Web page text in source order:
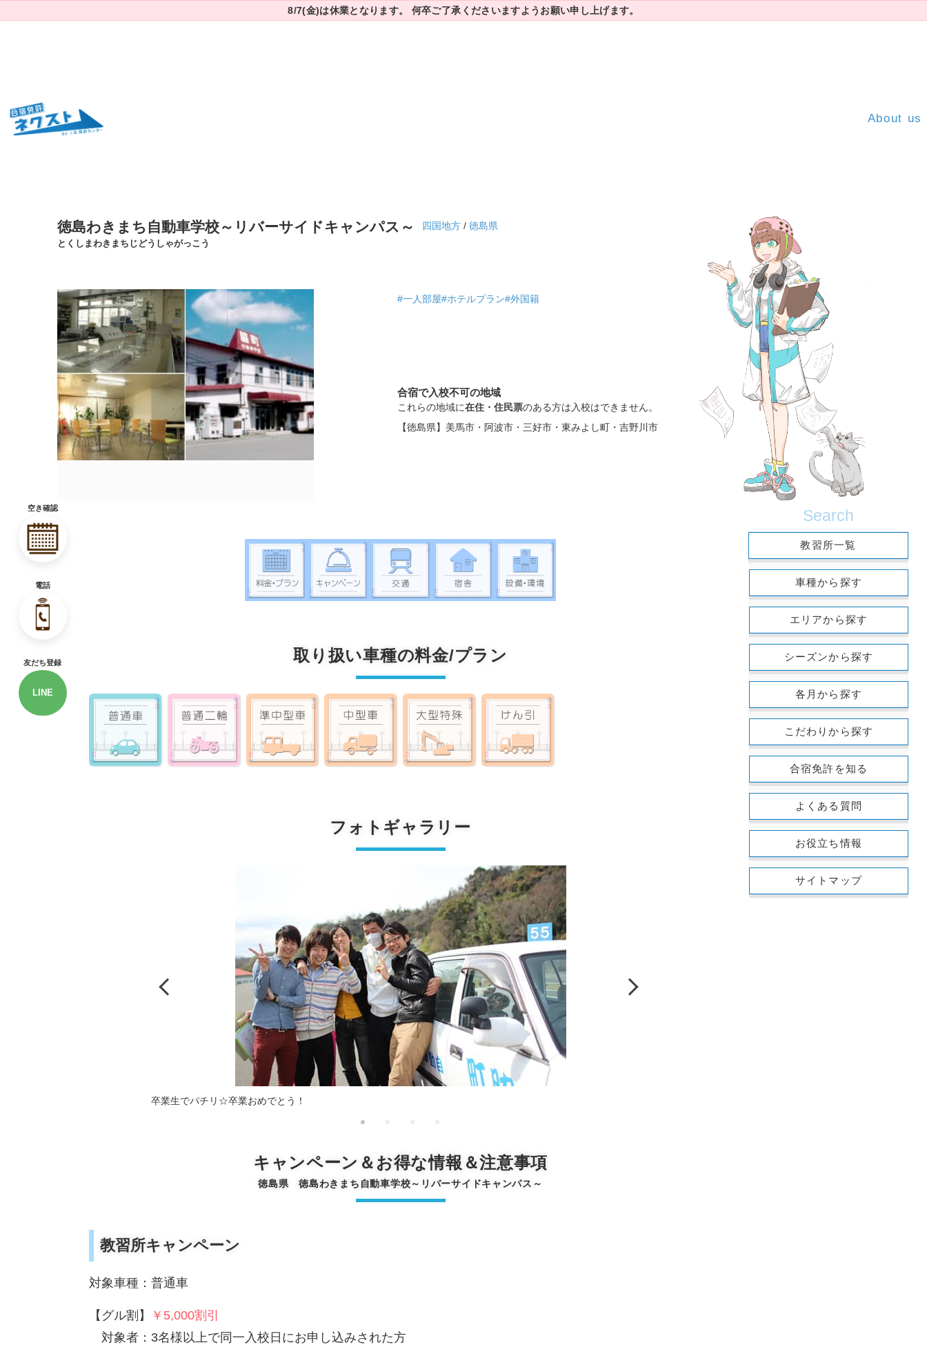
8/7(金)は休業となります。 何卒ご了承くださいますようお願い申し上げます。
About us
徳島わきまち自動車学校～リバーサイドキャンパス～
とくしまわきまちじどうしゃがっこう
四国地方/ 徳島県
合宿で入校不可の地域
これらの地域に在住・住民票のある方は入校はできません。
【徳島県】美馬市・阿波市・三好市・東みよし町・吉野川市
#一人部屋#ホテルプラン#外国籍
空き確認
電話
友だち登録
LINE
取り扱い車種の料金/プラン
フォトギャラリー
卒業生でパチリ☆卒業おめでとう！
キャンペーン＆お得な情報＆注意事項
徳島県 徳島わきまち自動車学校～リバーサイドキャンパス～
教習所キャンペーン
対象車種：普通車
【グル割】
￥5,000割引
対象者：3名様以上で同一入校日にお申し込みされた方
Search
教習所一覧
車種から探す
エリアから探す
シーズンから探す
各月から探す
こだわりから探す
合宿免許を知る
よくある質問
お役立ち情報
サイトマップ